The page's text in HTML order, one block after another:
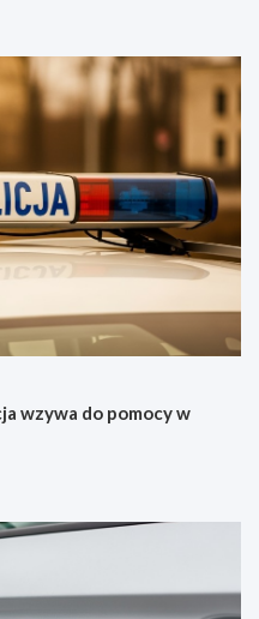
wzywa do pomocy w